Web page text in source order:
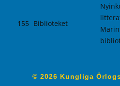
155 Biblioteket
© 2026 Kungliga